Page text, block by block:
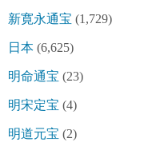
新寛永通宝 (1,729)
日本 (6,625)
明命通宝 (23)
明宋定宝 (4)
明道元宝 (2)